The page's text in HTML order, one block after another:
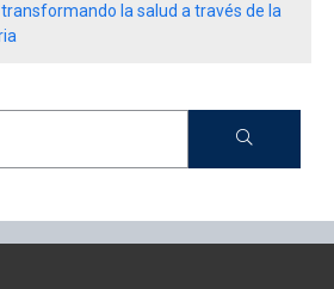
la salud a través de la